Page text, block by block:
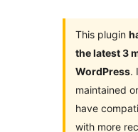
This plugin
the latest 3
WordPress.
maintained
have
with more